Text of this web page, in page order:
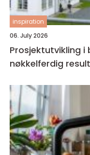
inspiration
06. July 2026
Prosjektutvikling i
nøkkelferdig